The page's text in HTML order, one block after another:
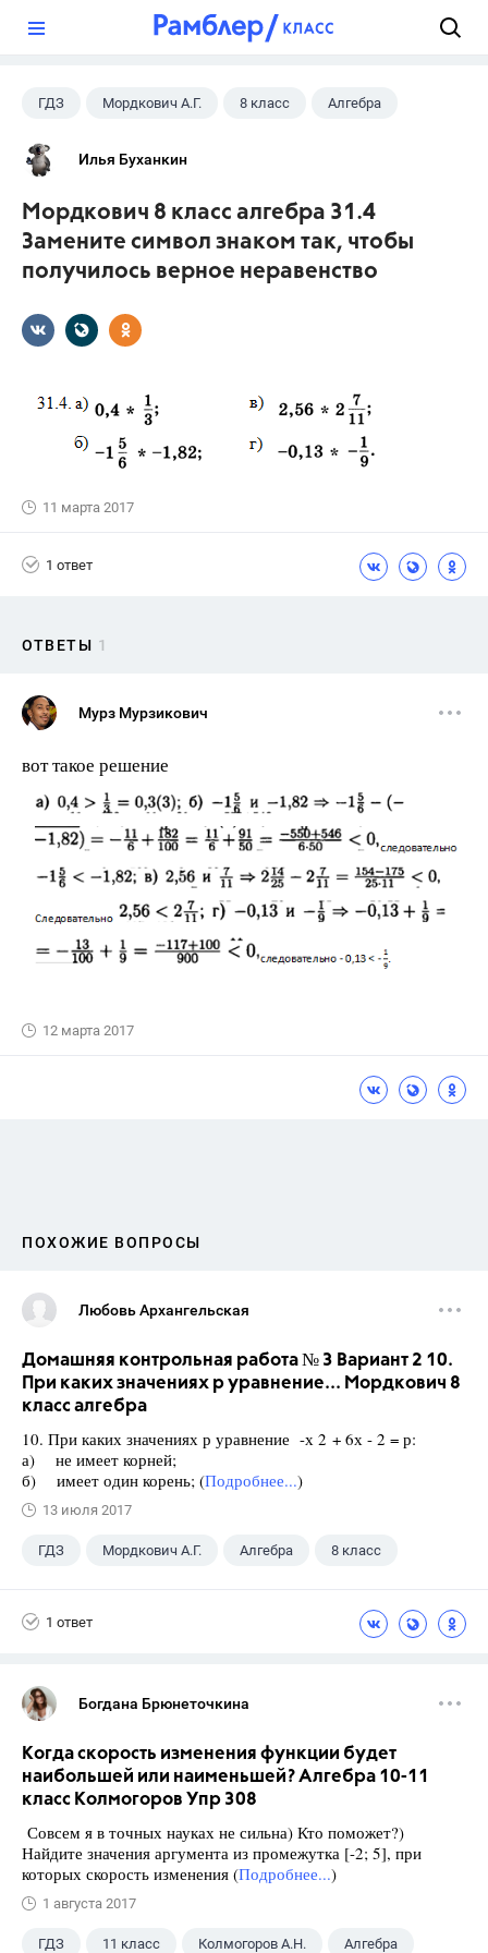
ГДЗ Мордкович А.Г. 8 класс Алгебра
Илья Буханкин
Мордкович 8 класс алгебра 31.4
Замените символ знаком так, чтобы
получилось верное неравенство
11 марта 2017
1 ответ
ОТВЕТЫ 1
Мурз Мурзикович
вот такое решение
12 марта 2017
ПОХОЖИЕ ВОПРОСЫ
Любовь Архангельская
Домашняя контрольная работа № 3 Вариант 2 10.
При каких значениях р уравнение... Мордкович 8
класс алгебра
10. При каких значениях р уравнение -х 2 + 6х - 2 = р:
а) не имеет корней;
б) имеет один корень; (Подробнее...)
13 июля 2017
ГДЗ Мордкович А.Г. Алгебра 8 класс
1 ответ
Богдана Брюнеточкина
Когда скорость изменения функции будет
наибольшей или наименьшей? Алгебра 10-11
класс Колмогоров Упр 308
Совсем я в точных науках не сильна) Кто поможет?)
Найдите значения аргумента из промежутка [-2; 5], при
которых скорость изменения (Подробнее...)
1 августа 2017
ГДЗ 11 класс Колмогоров А.Н. Алгебра